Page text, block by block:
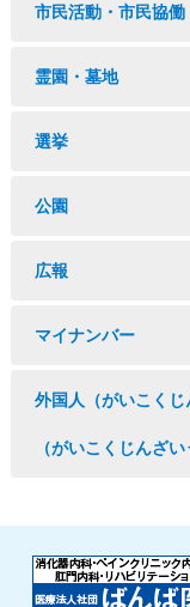
市民活動・市民協働
霊園・墓地
選挙
公園
広報
マイナンバー
外国人（がいこく
（がいこくじんざ